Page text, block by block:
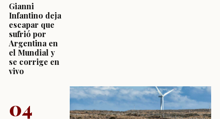
Gianni
Infantino deja
escapar que
sufrió por
Argentina en
el Mundial y
se corrige en
vivo
04